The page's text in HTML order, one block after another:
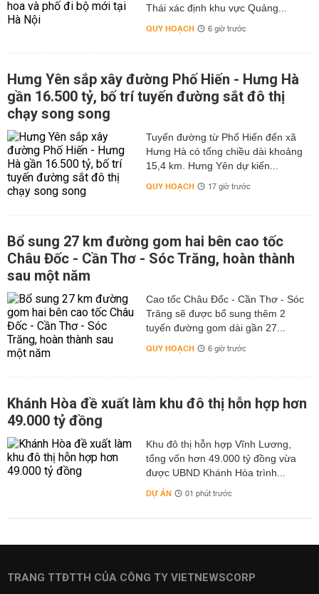
Thái xác định khu vực Quảng...
QUY HOẠCH 6 giờ trước
Hưng Yên sắp xây đường Phố Hiến - Hưng Hà
gần 16.500 tỷ, bố trí tuyến đường sắt đô thị
chạy song song
Tuyến đường từ Phố Hiến đến xã
Hưng Hà có tổng chiều dài khoảng
15,4 km. Hưng Yên dự kiến...
QUY HOẠCH 17 giờ trước
Bổ sung 27 km đường gom hai bên cao tốc
Châu Đốc - Cần Thơ - Sóc Trăng, hoàn thành
sau một năm
Cao tốc Châu Đốc - Cần Thơ - Sóc
Trăng sẽ được bổ sung thêm 2
tuyến đường gom dài gần 27...
QUY HOẠCH 6 giờ trước
Khánh Hòa đề xuất làm khu đô thị hỗn hợp hơn
49.000 tỷ đồng
Khu đô thị hỗn hợp Vĩnh Lương,
tổng vốn hơn 49.000 tỷ đồng vừa
được UBND Khánh Hòa trình...
DỰ ÁN 01 phút trước
TRANG TTĐTTH CỦA CÔNG TY VIETNEWSCORP